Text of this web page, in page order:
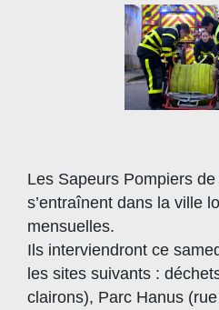
Les Sapeurs Pompiers
s’entraînent dans la ville
mensuelles.
Ils interviendront ce
les sites suivants :
clairons), Parc Hanus